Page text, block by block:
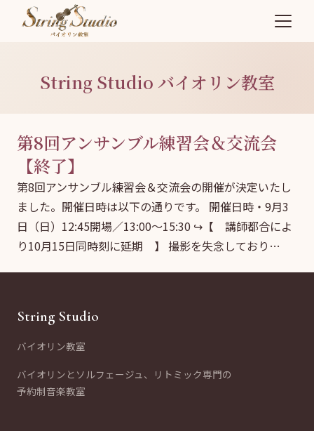
String Studio バイオリン教室
第8回アンサンブル練習会＆交流会
【終了】
第8回アンサンブル練習会＆交流会の開催が決定いたし
ました。開催日時は以下の通りです。 開催日時・9月3
日（日）12:45開場／13:00～15:30 ↪【 講師都合によ
り10月15日同時刻に延期 】 ​撮影を失念しており…
String Studio
バイオリン教室
バイオリンとソルフェージュ、リトミック専門の
予約制音楽教室